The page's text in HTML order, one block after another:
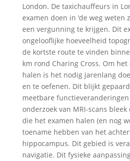
London. De taxichauffeurs in
examen doen in ‘de weg weten
een vergunning te krijgen. Dit
ongelooflijke hoeveelheid
de kortste route te vinden
km rond Charing Cross. Om
halen is het nodig jarenlang
en te oefenen. Dit blijkt
meetbare
onderzoek van MRI-scans
die het examen halen (en nog
toename hebben van het
hippocampus. Dit gebied is
navigatie. Dit fysieke